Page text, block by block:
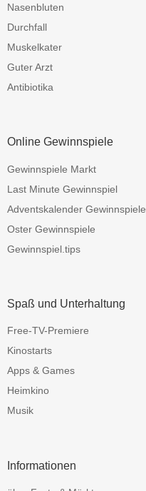
Nasenbluten
Durchfall
Muskelkater
Guter Arzt
Antibiotika
Online Gewinnspiele
Gewinnspiele Markt
Last Minute Gewinnspiel
Adventskalender Gewinnspiele
Oster Gewinnspiele
Gewinnspiel.tips
Spaß und Unterhaltung
Free-TV-Premiere
Kinostarts
Apps & Games
Heimkino
Musik
Informationen